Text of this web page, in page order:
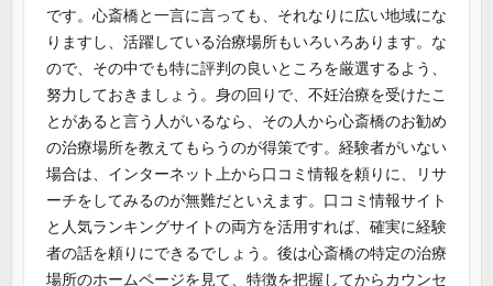
です。心斎橋と一言に言っても、それなりに広い地域にな
りますし、活躍している治療場所もいろいろあります。な
ので、その中でも特に評判の良いところを厳選するよう、
努力しておきましょう。身の回りで、不妊治療を受けたこ
とがあると言う人がいるなら、その人から心斎橋のお勧め
の治療場所を教えてもらうのが得策です。経験者がいない
場合は、インターネット上から口コミ情報を頼りに、リサ
ーチをしてみるのが無難だといえます。口コミ情報サイト
と人気ランキングサイトの両方を活用すれば、確実に経験
者の話を頼りにできるでしょう。後は心斎橋の特定の治療
場所のホームページを見て、特徴を把握してからカウンセ